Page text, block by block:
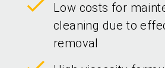
Low costs for
cleaning due to
removal